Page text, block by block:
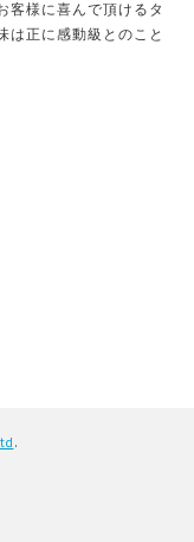
客様に喜んで頂けるタ
は正に感動級とのこと
.